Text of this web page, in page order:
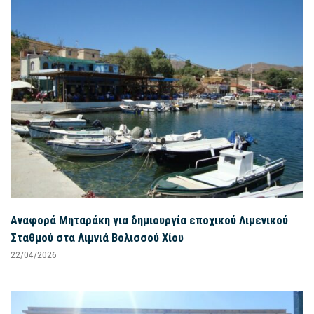
Αναφορά Μηταράκη για δημιουργία εποχικού Λιμενικού
Σταθμού στα Λιμνιά Βολισσού Χίου
22/04/2026